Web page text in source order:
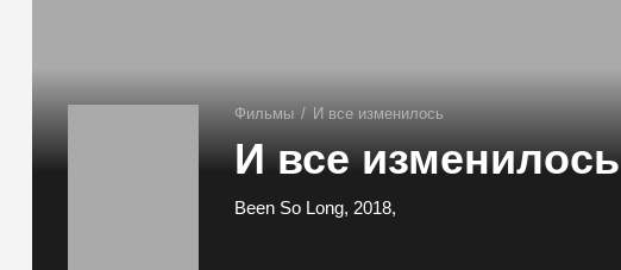
Фильмы / И все изменилось
И все изменилось
Been So Long, 2018,